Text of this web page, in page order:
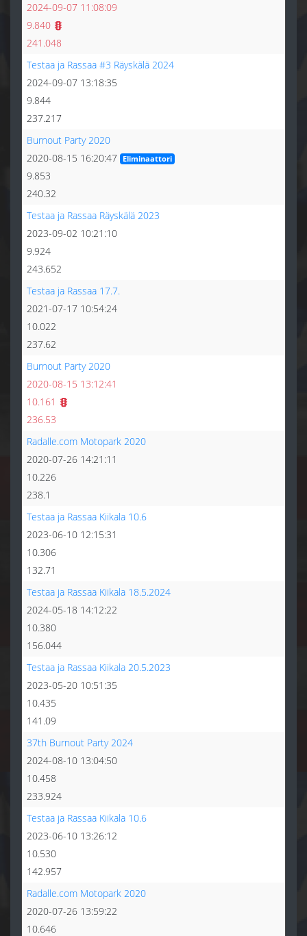
2024-09-07 11:08:09
9.840
241.048
Testaa ja Rassaa #3 Räyskälä 2024
2024-09-07 13:18:35
9.844
237.217
Burnout Party 2020
2020-08-15 16:20:47
Eliminaattori
9.853
240.32
Testaa ja Rassaa Räyskälä 2023
2023-09-02 10:21:10
9.924
243.652
Testaa ja Rassaa 17.7.
2021-07-17 10:54:24
10.022
237.62
Burnout Party 2020
2020-08-15 13:12:41
10.161
236.53
Radalle.com Motopark 2020
2020-07-26 14:21:11
10.226
238.1
Testaa ja Rassaa Kiikala 10.6
2023-06-10 12:15:31
10.306
132.71
Testaa ja Rassaa Kiikala 18.5.2024
2024-05-18 14:12:22
10.380
156.044
Testaa ja Rassaa Kiikala 20.5.2023
2023-05-20 10:51:35
10.435
141.09
37th Burnout Party 2024
2024-08-10 13:04:50
10.458
233.924
Testaa ja Rassaa Kiikala 10.6
2023-06-10 13:26:12
10.530
142.957
Radalle.com Motopark 2020
2020-07-26 13:59:22
10.646